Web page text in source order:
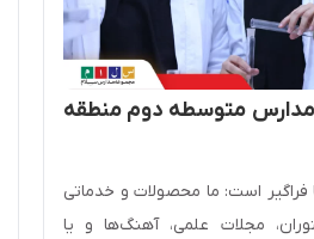
مدارس متوسطه دوم منطقه
است: ما محصولات و خدماتی
مجلات علمی، آهنگ‌ها و یا